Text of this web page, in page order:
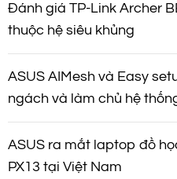
Đánh giá TP-Link Archer
thuộc hệ siêu khủng
ASUS AIMesh và Easy
ngách và làm chủ hệ
ASUS ra mắt laptop đồ
PX13 tại Việt Nam